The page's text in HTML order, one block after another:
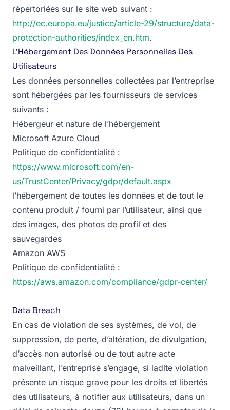
répertoriées sur le site web suivant :
http://ec.europa.eu/justice/article-29/structure/data-
protection-authorities/index_en.htm.
L’Hébergement Des Données Personnelles Des
Utilisateurs
Les données personnelles collectées par l’entreprise
sont hébergées par les fournisseurs de services
suivants :
Hébergeur et nature de l’hébergement
Microsoft Azure Cloud
Politique de confidentialité :
https://www.microsoft.com/en-
us/TrustCenter/Privacy/gdpr/default.aspx
l’hébergement de toutes les données et de tout le
contenu produit / fourni par l’utilisateur, ainsi que
des images, des photos de profil et des
sauvegardes
Amazon AWS
Politique de confidentialité :
https://aws.amazon.com/compliance/gdpr-center/
‍Data Breach
En cas de violation de ses systèmes, de vol, de
suppression, de perte, d’altération, de divulgation,
d’accès non autorisé ou de tout autre acte
malveillant, l’entreprise s’engage, si ladite violation
présente un risque grave pour les droits et libertés
des utilisateurs, à notifier aux utilisateurs, dans un